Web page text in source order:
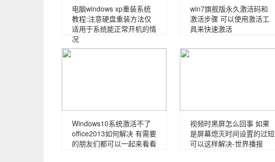
电脑windows xp重装系统
教程:注意硬盘重装方法仅
适用于系统能正常开机的情
况
win7旗舰版永久激活码和
激活步骤 可以使用激活工
具来快速激活
Windows10系统激活不了
office2013如何解决 有需要
的朋友们都可以一起来看看
视频时黑屏怎么回事 如果
是屏幕熄灭时间设置的过短
可以这样解决-世界播报